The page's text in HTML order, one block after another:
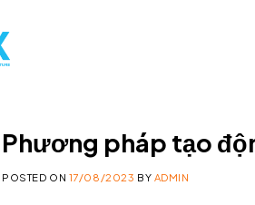
Phương pháp tạo
POSTED ON 17/08/2023 BY ADMIN